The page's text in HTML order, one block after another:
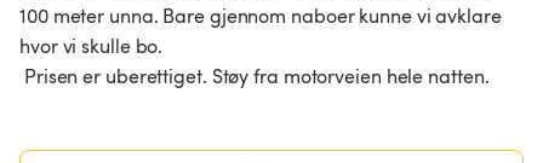
100 meter unna. Bare gjennom naboer kunne vi avklare
hvor vi skulle bo.
Prisen er uberettiget. Støy fra motorveien hele natten.